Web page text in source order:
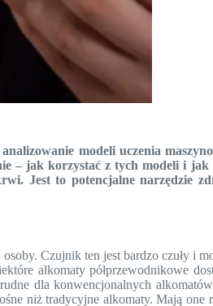
modeli uczenia
– jak korzystać z tych modeli i
Jest to potencjalne narzędzie
Czujnik ten jest bardzo czuły i
alkomaty półprzewodnikowe
dla konwencjonalnych
niż tradycyjne alkomaty. Mają one